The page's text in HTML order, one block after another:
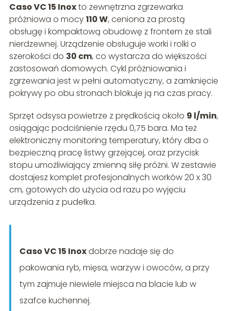
Caso VC 15 Inoxto zewnętrzna zgrzewarka
próżniowa o mocy110 W, ceniona za prostą
obsługę i kompaktową obudowę z frontem ze stali
nierdzewnej. Urządzenie obsługuje worki i rolki o
szerokości do 30 cm, co wystarcza do większości
zastosowań domowych. Cykl próżniowania i
zgrzewania jest w pełni automatyczny, a zamknięcie
pokrywy po obu stronach blokuje ją na czas pracy.
Sprzęt odsysa powietrze z prędkością około 9 l/min,
osiągając podciśnienie rzędu 0,75 bara. Ma też
elektroniczny monitoring temperatury, który dba o
bezpieczną pracę listwy grzejącej, oraz przycisk
stopu umożliwiający zmienną siłę próżni. W zestawie
dostajesz komplet profesjonalnych worków 20 x 30
cm, gotowych do użycia od razu po wyjęciu
urządzenia z pudełka.
Caso VC 15 Inoxdobrze nadaje się do
pakowania ryb, mięsa, warzyw i owoców, a przy
tym zajmuje niewiele miejsca na blacie lub w
szafce kuchennej.